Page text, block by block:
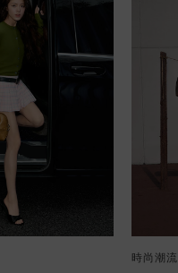
時尚潮流